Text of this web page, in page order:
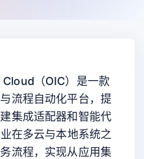
（OIC）是一款
流程自动化平台，提
集成适配器和智能代
在多云与本地系统之
流程，实现从应用集